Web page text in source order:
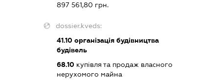
897 561,80 грн.
dossier.kveds:
41.10організація будівництва
будівель
68.10купівля та продаж власного
нерухомого майна